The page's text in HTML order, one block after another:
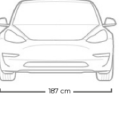
187 cm